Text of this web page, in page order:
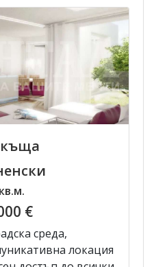
€
среда,
локация